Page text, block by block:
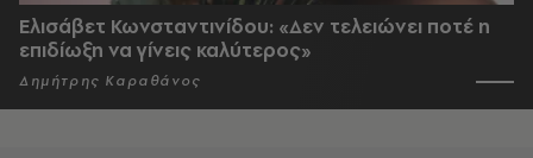
Ελισάβετ Κωνσταντινίδου: «Δεν τελειώνει ποτέ η
επιδίωξη να γίνεις καλύτερος»
Δημήτρης Καραθάνος